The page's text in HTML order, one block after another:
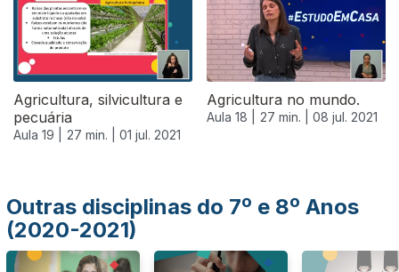
Agricultura, silvicultura e
pecuária
Aula 19 | 27 min. | 01 jul. 2021
Agricultura no mundo.
Aula 18 | 27 min. | 08 jul. 2021
Outras disciplinas do 7º e 8º Anos
(2020-2021)